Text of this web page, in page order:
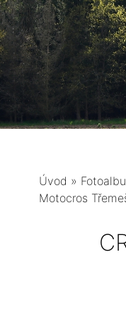
Úvod »
Motocros